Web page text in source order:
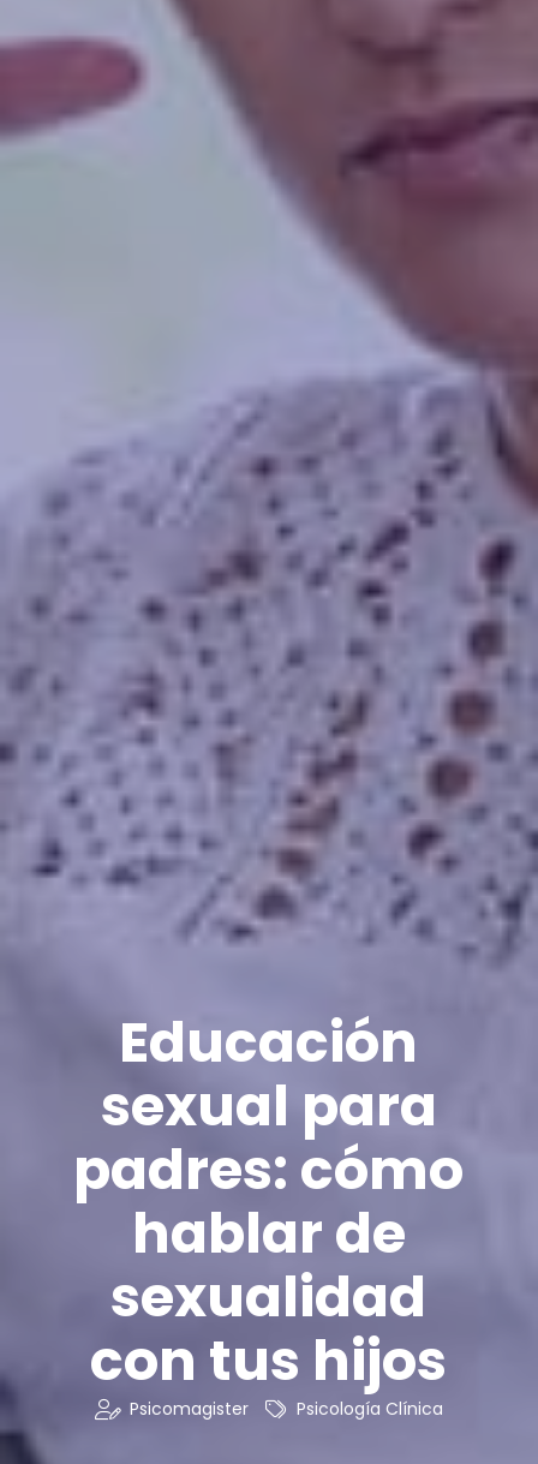
Educación
sexual para
padres: cómo
hablar de
sexualidad
con tus hijos
Psicomagister Psicología Clínica